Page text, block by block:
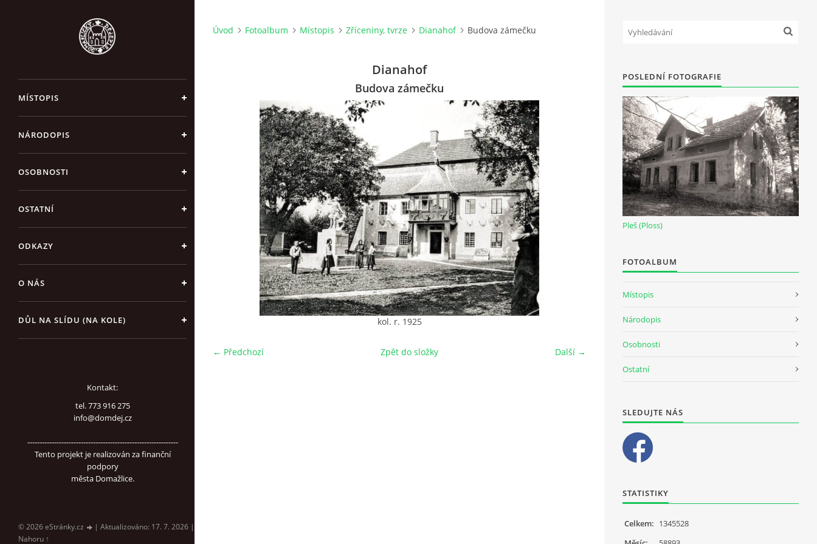
MÍSTOPIS
NÁRODOPIS
OSOBNOSTI
OSTATNÍ
ODKAZY
O NÁS
DŮL NA SLÍDU (NA KOLE)
Kontakt:
tel. 773 916 275
info@domdej.cz
--------------------------------------------------------------
Tento projekt je realizován za finanční
podpory
města Domažlice.
© 2026 eStránky.cz | Aktualizováno: 17. 7. 2026 |
Nahoru ↑
Úvod Fotoalbum Místopis Zříceniny, tvrze Dianahof Budova zámečku
Dianahof
Budova zámečku
kol. r. 1925
← Předchozí Další →
Zpět do složky
POSLEDNÍ FOTOGRAFIE
Pleš (Ploss)
FOTOALBUM
Místopis
Národopis
Osobnosti
Ostatní
SLEDUJTE NÁS
STATISTIKY
Celkem: 1345528